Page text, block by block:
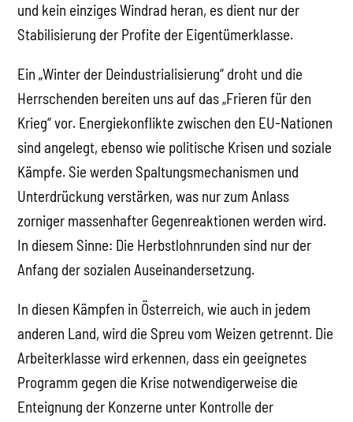
und kein einziges Windrad heran, es dient nur der
Stabilisierung der Profite der Eigentümerklasse.
Ein „Winter der Deindustrialisierung“ droht und die
Herrschenden bereiten uns auf das „Frieren für den
Krieg“ vor. Energiekonflikte zwischen den EU-Nationen
sind angelegt, ebenso wie politische Krisen und soziale
Kämpfe. Sie werden Spaltungsmechanismen und
Unterdrückung verstärken, was nur zum Anlass
zorniger massenhafter Gegenreaktionen werden wird.
In diesem Sinne: Die Herbstlohnrunden sind nur der
Anfang der sozialen Auseinandersetzung.
In diesen Kämpfen in Österreich, wie auch in jedem
anderen Land, wird die Spreu vom Weizen getrennt. Die
Arbeiterklasse wird erkennen, dass ein geeignetes
Programm gegen die Krise notwendigerweise die
Enteignung der Konzerne unter Kontrolle der